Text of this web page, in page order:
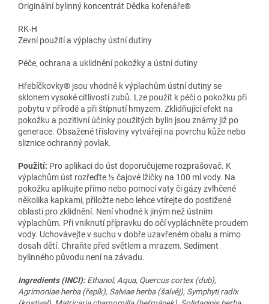
Originální bylinný koncentrát Dědka kořenáře®
RK-H
Zevní použití a výplachy ústní dutiny
Péče, ochrana a uklidnění pokožky a ústní dutiny
Hřebíčkovky® jsou vhodné k výplachům ústní dutiny se
sklonem vysoké citlivosti zubů. Lze použít k péči o pokožku při
pobytu v přírodě a při štípnutí hmyzem. Zklidňující efekt na
pokožku a pozitivní účinky použitých bylin jsou známy již po
generace. Obsažené třísloviny vytvářejí na povrchu kůže nebo
sliznice ochranný povlak.
Použití: Pro aplikaci do úst doporučujeme rozprašovač. K
výplachům úst rozřeďte ½ čajové lžičky na 100 ml vody. Na
pokožku aplikujte přímo nebo pomocí vaty či gázy zvlhčené
několika kapkami, přiložte nebo lehce vtírejte do postižené
oblasti pro zklidnění. Není vhodné k jiným než ústním
výplachům. Při vniknutí přípravku do očí vypláchněte proudem
vody. Uchovávejte v suchu v dobře uzavřeném obalu a mimo
dosah dětí. Chraňte před světlem a mrazem. Sediment
bylinného původu není na závadu.
Ingredients (INCI):Ethanol, Aqua, Quercus cortex (dub),
Agrimoniae herba (řepík), Salviae herba (šalvěj), Symphyti radix